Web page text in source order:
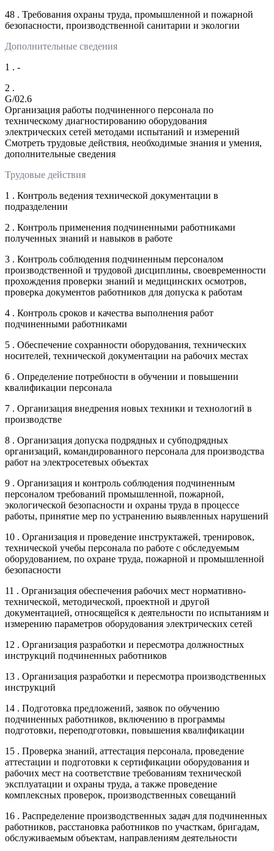
48 . Требования охраны труда, промышленной и пожарной
безопасности, производственной санитарии и экологии
Дополнительные сведения
1 . -
2 .
G/02.6
Организация работы подчиненного персонала по
техническому диагностированию оборудования
электрических сетей методами испытаний и измерений
Смотреть трудовые действия, необходимые знания и умения,
дополнительные сведения
Трудовые действия
1 . Контроль ведения технической документации в
подразделении
2 . Контроль применения подчиненными работниками
полученных знаний и навыков в работе
3 . Контроль соблюдения подчиненным персоналом
производственной и трудовой дисциплины, своевременности
прохождения проверки знаний и медицинских осмотров,
проверка документов работников для допуска к работам
4 . Контроль сроков и качества выполнения работ
подчиненными работниками
5 . Обеспечение сохранности оборудования, технических
носителей, технической документации на рабочих местах
6 . Определение потребности в обучении и повышении
квалификации персонала
7 . Организация внедрения новых техники и технологий в
производстве
8 . Организация допуска подрядных и субподрядных
организаций, командированного персонала для производства
работ на электросетевых объектах
9 . Организация и контроль соблюдения подчиненным
персоналом требований промышленной, пожарной,
экологической безопасности и охраны труда в процессе
работы, принятие мер по устранению выявленных нарушений
10 . Организация и проведение инструктажей, тренировок,
технической учебы персонала по работе с обследуемым
оборудованием, по охране труда, пожарной и промышленной
безопасности
11 . Организация обеспечения рабочих мест нормативно-
технической, методической, проектной и другой
документацией, относящейся к деятельности по испытаниям и
измерению параметров оборудования электрических сетей
12 . Организация разработки и пересмотра должностных
инструкций подчиненных работников
13 . Организация разработки и пересмотра производственных
инструкций
14 . Подготовка предложений, заявок по обучению
подчиненных работников, включению в программы
подготовки, переподготовки, повышения квалификации
15 . Проверка знаний, аттестация персонала, проведение
аттестации и подготовки к сертификации оборудования и
рабочих мест на соответствие требованиям технической
эксплуатации и охраны труда, а также проведение
комплексных проверок, производственных совещаний
16 . Распределение производственных задач для подчиненных
работников, расстановка работников по участкам, бригадам,
обслуживаемым объектам, направлениям деятельности